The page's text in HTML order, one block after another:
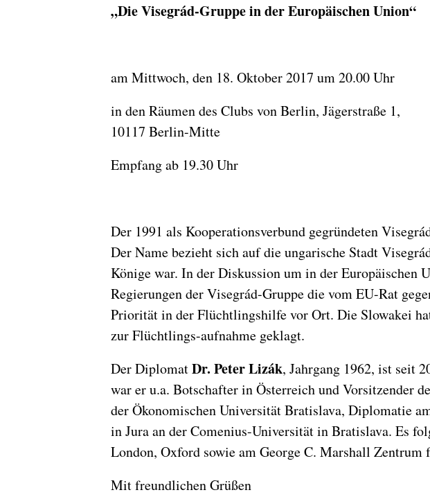
„Die Visegrád-Gruppe in der Europäischen Union“
am Mittwoch, den 18. Oktober 2017 um 20.00 Uhr
in den Räumen des Clubs von Berlin, Jägerstraße 1,
10117 Berlin-Mitte
Empfang ab 19.30 Uhr
Der 1991 als Kooperationsverbund gegründeten
Der Name bezieht sich auf die ungarische Stadt
Könige war. In der Diskussion um in der Europäischen
Regierungen der Visegrád-Gruppe die vom EU-Rat
Priorität in der Flüchtlingshilfe vor Ort. Die Slowakei
zur Flüchtlings-aufnahme geklagt.
Der DiplomatDr. Peter Lizák, Jahrgang 1962, ist seit
war er u.a. Botschafter in Österreich und Vorsitzender
der Ökonomischen Universität Bratislava, Diplomatie
in Jura an der Comenius-Universität in Bratislava. Es
London, Oxford sowie am George C. Marshall
Mit freundlichen Grüßen